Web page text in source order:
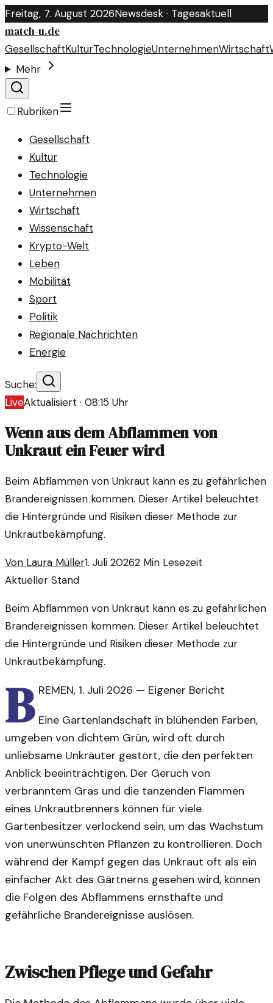
Freitag, 7. August 2026Newsdesk · Tagesaktuell
match-u.de
GesellschaftKulturTechnologieUnternehmenWirtschaft
Mehr
Rubriken
Gesellschaft
Kultur
Technologie
Unternehmen
Wirtschaft
Wissenschaft
Krypto-Welt
Leben
Mobilität
Sport
Politik
Regionale Nachrichten
Energie
Suche:
LiveAktualisiert · 08:15 Uhr
Wenn aus dem Abflammen von
Unkraut ein Feuer wird
Beim Abflammen von Unkraut kann es zu gefährlichen
Brandereignissen kommen. Dieser Artikel beleuchtet
die Hintergründe und Risiken dieser Methode zur
Unkrautbekämpfung.
Von Laura Müller1. Juli 20262 Min Lesezeit
Aktueller Stand
Beim Abflammen von Unkraut kann es zu gefährlichen
Brandereignissen kommen. Dieser Artikel beleuchtet
die Hintergründe und Risiken dieser Methode zur
Unkrautbekämpfung.
B REMEN, 1. Juli 2026 — Eigener Bericht
Eine Gartenlandschaft in blühenden Farben,
umgeben von dichtem Grün, wird oft durch
unliebsame Unkräuter gestört, die den perfekten
Anblick beeinträchtigen. Der Geruch von
verbranntem Gras und die tanzenden Flammen
eines Unkrautbrenners können für viele
Gartenbesitzer verlockend sein, um das Wachstum
von unerwünschten Pflanzen zu kontrollieren. Doch
während der Kampf gegen das Unkraut oft als ein
einfacher Akt des Gärtnerns gesehen wird, können
die Folgen des Abflammens ernsthafte und
gefährliche Brandereignisse auslösen.
Zwischen Pflege und Gefahr